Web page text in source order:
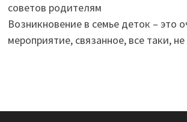
советов родителям
Возникновение в семье деток – это
мероприятие, связанное, все таки,